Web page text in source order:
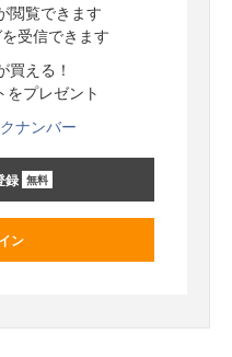
閲覧できます
受信できます
買える！
プレゼント
ナンバー
録 無料
ン